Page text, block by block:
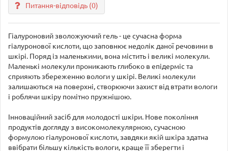
Питання-відповідь (0)
Гіалуроновий зволожуючий гель - це сучасна форма
гіалуронової кислоти, що заповнює недолік даної речовини в
шкірі. Поряд із маленькими, вона містить і великі молекули.
Маленькі молекули проникають глибоко в епідерміс та
сприяють збереженню вологи у шкірі. Великі молекули
залишаються на поверхні, створюючи захист від втрати вологи
і роблячи шкіру помітно пружнішою.
Інноваційний засіб для молодості шкіри. Нове покоління
продуктів догляду з високомолекулярною, сучасною
формулою гіалуронової кислоти, завдяки якій шкіра здатна
ввібрати більшу кількість вологи, краще її зберегти і